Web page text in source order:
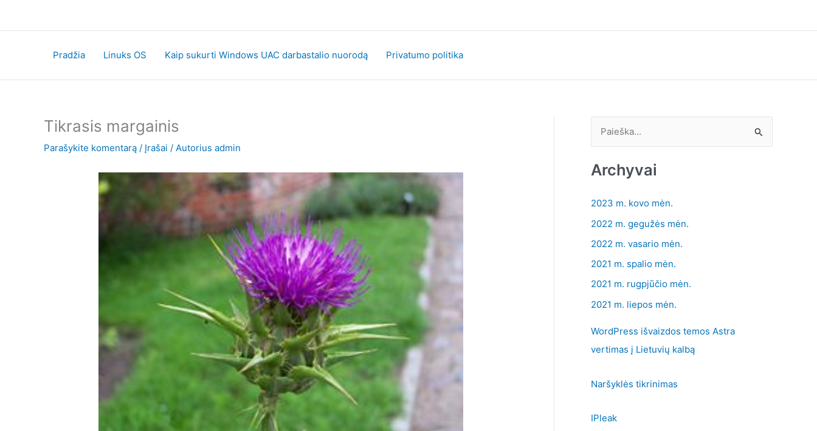
Pradžia
Linuks OS Kaip sukurti Windows UAC darbastalio nuorodą Privatumo politika
Tikrasis margainis
Parašykite komentarą / Įrašai / Autorius admin
k
o
Archyvai
2023 m. kovo mėn.
2022 m. gegužės mėn.
2022 m. vasario mėn.
2021 m. spalio mėn.
2021 m. rugpjūčio mėn.
2021 m. liepos mėn.
WordPress išvaizdos temos Astra
vertimas į Lietuvių kalbą
Naršyklės tikrinimas
IPleak